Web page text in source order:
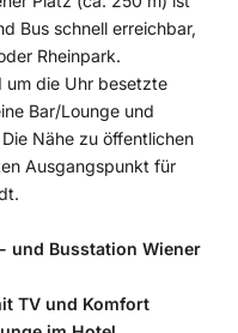
Bus schnell erreichbar,
Rheinpark.
um die Uhr besetzte
Bar/Lounge und
Nähe zu öffentlichen
Ausgangspunkt für
und Busstation Wiener
TV und Komfort